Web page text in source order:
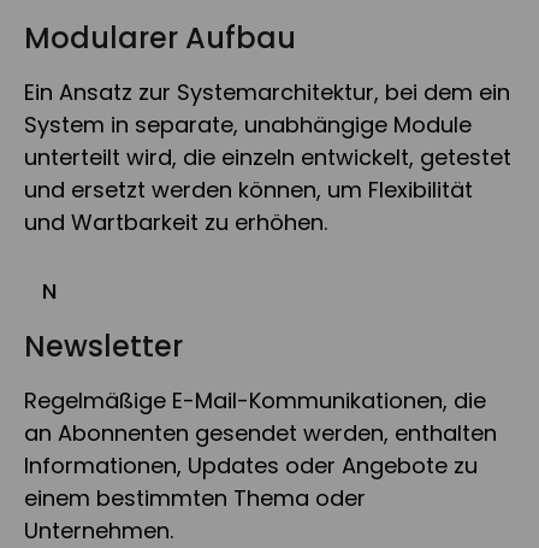
Modularer Aufbau
Ein Ansatz zur Systemarchitektur, bei dem ein
System in separate, unabhängige Module
unterteilt wird, die einzeln entwickelt, getestet
und ersetzt werden können, um Flexibilität
und Wartbarkeit zu erhöhen.
N
Newsletter
Regelmäßige E-Mail-Kommunikationen, die
an Abonnenten gesendet werden, enthalten
Informationen, Updates oder Angebote zu
einem bestimmten Thema oder
Unternehmen.